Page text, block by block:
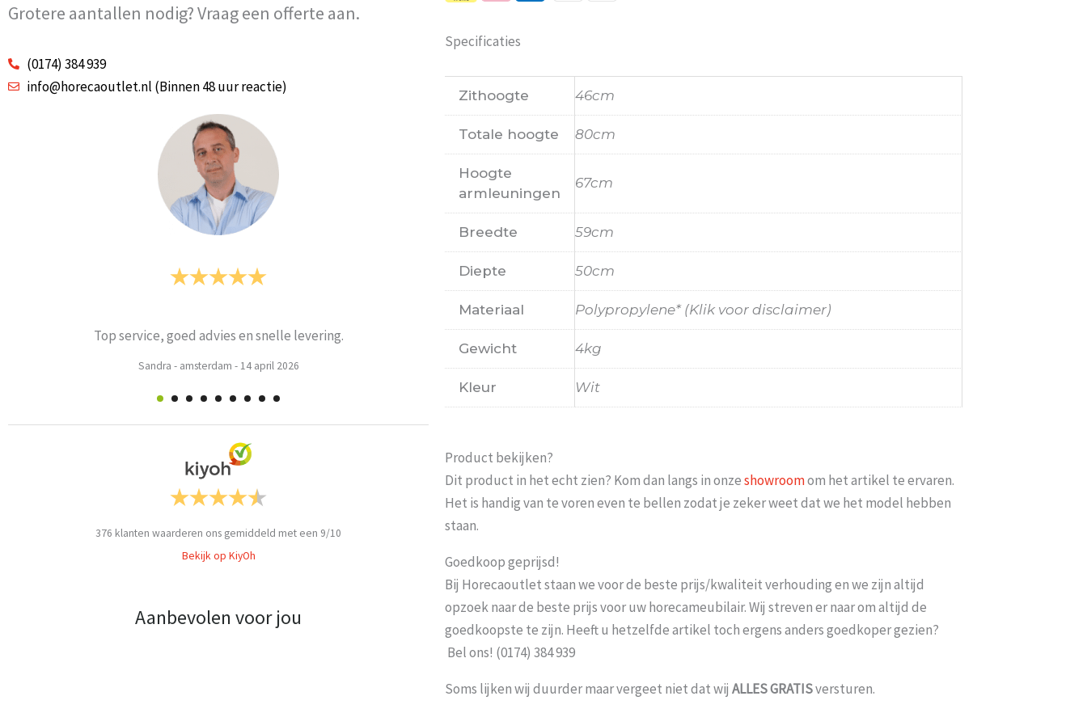
Grotere aantallen nodig? Vraag een offerte aan.
(0174) 384 939
info@horecaoutlet.nl (Binnen 48 uur reactie)
goed advies en snelle levering.
14 april 2026
Prima
Weets mieke - Turnhout- 3 maart 2026
Probeer het nog sneller te laten bezorgen Nu minimaal 2
376 klanten waarderen ons gemiddeld met een 9/10
Bekijk op KiyOh
Aanbevolen voor jou
Specificaties
Zithoogte 46cm
Totale hoogte 80cm
Hoogte
armleuningen
67cm
Breedte 59cm
Diepte 50cm
Materiaal Polypropylene* (Klik voor disclaimer)
Gewicht 4kg
Kleur Wit
Product bekijken?
Dit product in het echt zien? Kom dan langs in onzeshowroomom het artikel te ervaren.
Het is handig van te voren even te bellen zodat je zeker weet dat we het model hebben
staan.
Goedkoop geprijsd!
Bij Horecaoutlet staan we voor de beste prijs/kwaliteit verhouding en we zijn altijd
opzoek naar de beste prijs voor uw horecameubilair. Wij streven er naar om altijd de
goedkoopste te zijn. Heeft u hetzelfde artikel toch ergens anders goedkoper gezien?
Bel ons! (0174) 384 939
Soms lijken wij duurder maar vergeet niet dat wij ALLESGRATISversturen.